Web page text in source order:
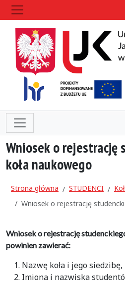
Wniosek o rejestrację
koła naukowego
Strona główna STUDENCI
Wniosek o rejestrację
Wniosek o rejestrację
powinien zawierać:
Nazwę koła i jego siedzibę,
Imiona i nazwiska